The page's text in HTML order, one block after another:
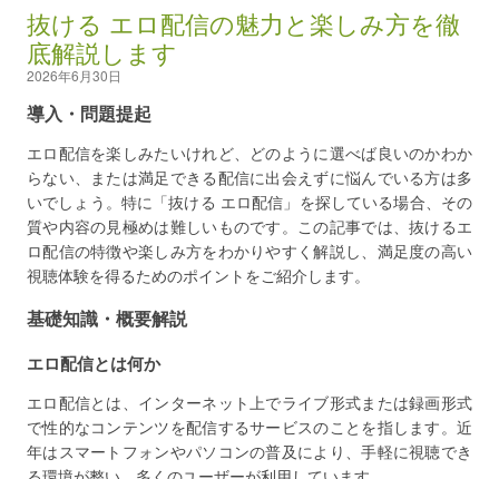
抜ける エロ配信の魅力と楽しみ方を徹
底解説します
2026年6月30日
導入・問題提起
エロ配信を楽しみたいけれど、どのように選べば良いのかわか
らない、または満足できる配信に出会えずに悩んでいる方は多
いでしょう。特に「抜ける エロ配信」を探している場合、その
質や内容の見極めは難しいものです。この記事では、抜けるエ
ロ配信の特徴や楽しみ方をわかりやすく解説し、満足度の高い
視聴体験を得るためのポイントをご紹介します。
基礎知識・概要解説
エロ配信とは何か
エロ配信とは、インターネット上でライブ形式または録画形式
で性的なコンテンツを配信するサービスのことを指します。近
年はスマートフォンやパソコンの普及により、手軽に視聴でき